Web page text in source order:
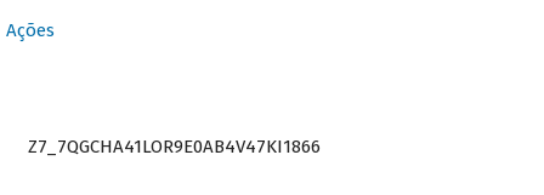
Ações
Z7_7QGCHA41LOR9E0AB4V47KI1866